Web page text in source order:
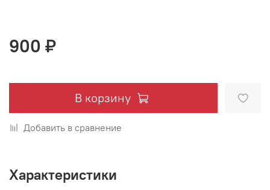
900 ₽
В корзину
Добавить в сравнение
Характеристики